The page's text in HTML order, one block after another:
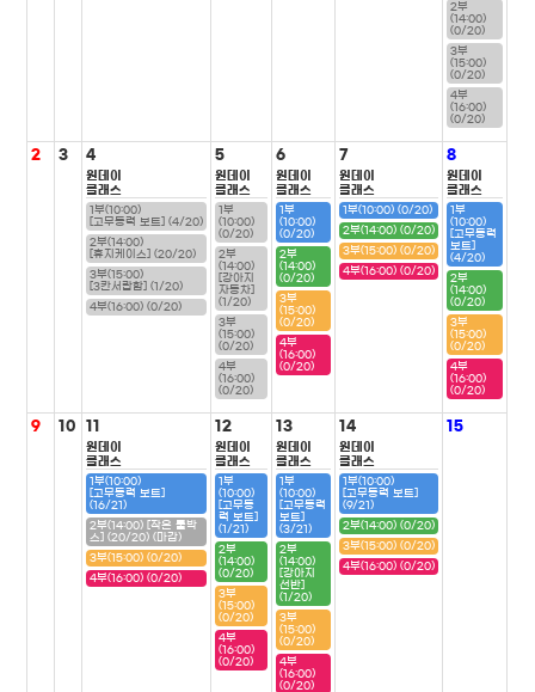
2부
(14:00)
(0/20)
3부
(15:00)
(0/20)
4부
(16:00)
(0/20)
2 3 4
원데이
클래스
1부(10:00)
[고무동력 보트] (4/20)
2부(14:00)
[휴지케이스] (20/20)
3부(15:00)
[3칸서랍함] (1/20)
4부(16:00) (0/20)
5
원데이
클래스
1부
(10:00)
(0/20)
2부
(14:00)
[강아지
자동차]
(1/20)
3부
(15:00)
(0/20)
4부
(16:00)
(0/20)
6
원데이
클래스
1부
(10:00)
(0/20)
2부
(14:00)
(0/20)
3부
(15:00)
(0/20)
4부
(16:00)
(0/20)
7
원데이
클래스
1부(10:00) (0/20)
2부(14:00) (0/20)
3부(15:00) (0/20)
4부(16:00) (0/20)
8
원데이
클래스
1부
(10:00)
[고무동력
보트]
(4/20)
2부
(14:00)
(0/20)
3부
(15:00)
(0/20)
4부
(16:00)
(0/20)
9 10 11
원데이
클래스
1부(10:00)
[고무동력 보트]
(16/21)
2부(14:00) [작은 툴박
스] (20/20) (마감)
3부(15:00) (0/20)
4부(16:00) (0/20)
12
원데이
클래스
1부
(10:00)
[고무동
력 보트]
(1/21)
2부
(14:00)
(0/20)
3부
(15:00)
(0/20)
4부
(16:00)
(0/20)
13
원데이
클래스
1부
(10:00)
[고무동력
보트]
(3/21)
2부
(14:00)
[강아지
선반]
(1/20)
3부
(15:00)
(0/20)
4부
(16:00)
(0/20)
14
원데이
클래스
1부(10:00)
[고무동력 보트]
(9/21)
2부(14:00) (0/20)
3부(15:00) (0/20)
4부(16:00) (0/20)
15